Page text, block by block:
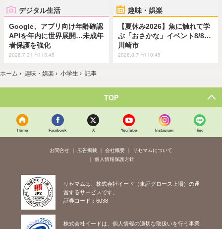
デジタル生活
Google、アプリ向け年齢確認
APIを年内に世界展開…未成年
者保護を強化
2026.7.31 Fri 13:45
趣味・娯楽
【夏休み2026】魚に触れて学
ぶ「おさかな」イベント8/8…
川崎市
2026.8.7 Fri 10:45
ホーム › 趣味・娯楽 › 小学生 › 記事
TOP
Home Facebook X YouTube Instagram line
お問合せ 広告掲載 会社概要
リセマムについて
個人情報保護方針
リセマムは、株式会社イード（東証グロース上場）の運
営するサービスです。
証券コード：6038
株式会社イードは、個人情報の適切な取扱いを行う事業